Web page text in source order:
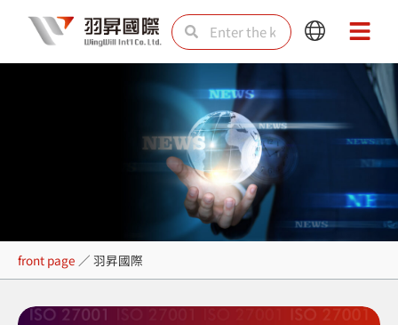
content
SearchSearch
Main
Menu
Main
Menu
羽昇國際
front page ／ 羽昇國際